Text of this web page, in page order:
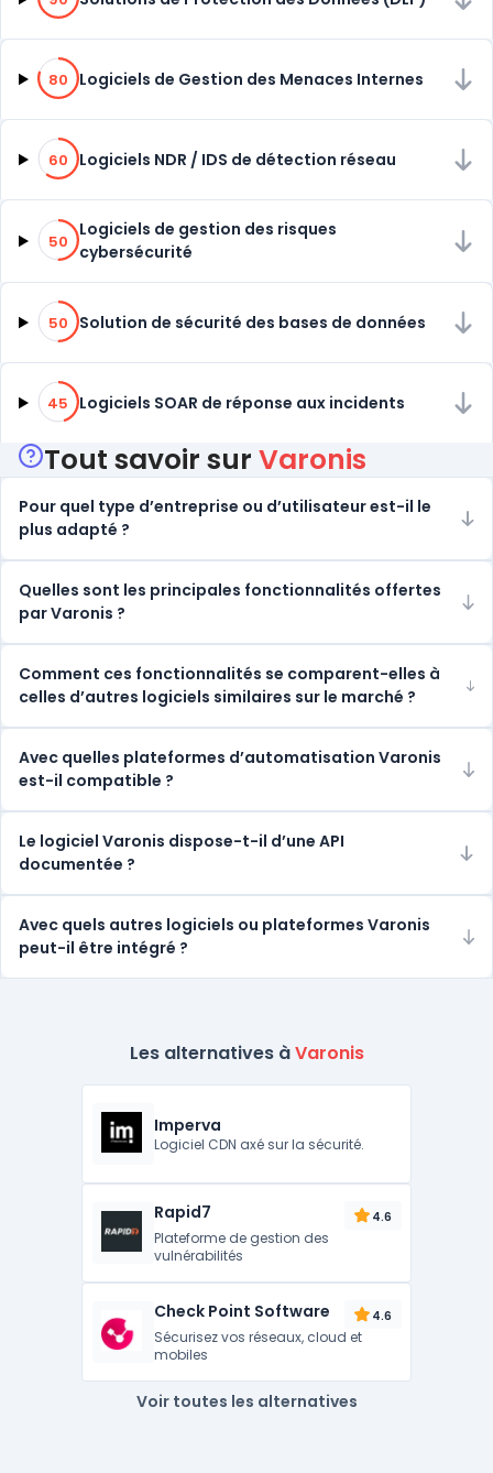
80% de compatibilité
80 Logiciels de Gestion des Menaces Internes
60% de compatibilité
60 Logiciels NDR / IDS de détection réseau
50% de compatibilité
50
Logiciels de gestion des risques
cybersécurité
50% de compatibilité
50 Solution de sécurité des bases de données
45% de compatibilité
45 Logiciels SOAR de réponse aux incidents
Tout savoir sur Varonis
Pour quel type d’entreprise ou d’utilisateur est-il le
plus adapté ?
Quelles sont les principales fonctionnalités offertes
par Varonis ?
Comment ces fonctionnalités se comparent-elles à
celles d’autres logiciels similaires sur le marché ?
Avec quelles plateformes d’automatisation Varonis
est-il compatible ?
Le logiciel Varonis dispose-t-il d’une API
documentée ?
Avec quels autres logiciels ou plateformes Varonis
peut-il être intégré ?
Les alternatives àVaronis
Imperva
Logiciel CDN axé sur la sécurité.
Rapid7 4.6
Plateforme de gestion des
vulnérabilités
Check Point Software 4.6
Sécurisez vos réseaux, cloud et
mobiles
Voir toutes les alternatives